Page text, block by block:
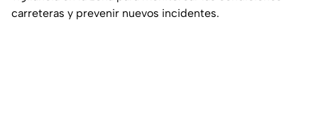
carreteras y prevenir nuevos incidentes.